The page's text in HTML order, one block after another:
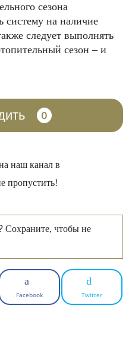
сезона
систему на наличие
следует выполнять
сезон – и
0
наш канал в
пропустить!
Сохраните, чтобы не
Facebook Twitter